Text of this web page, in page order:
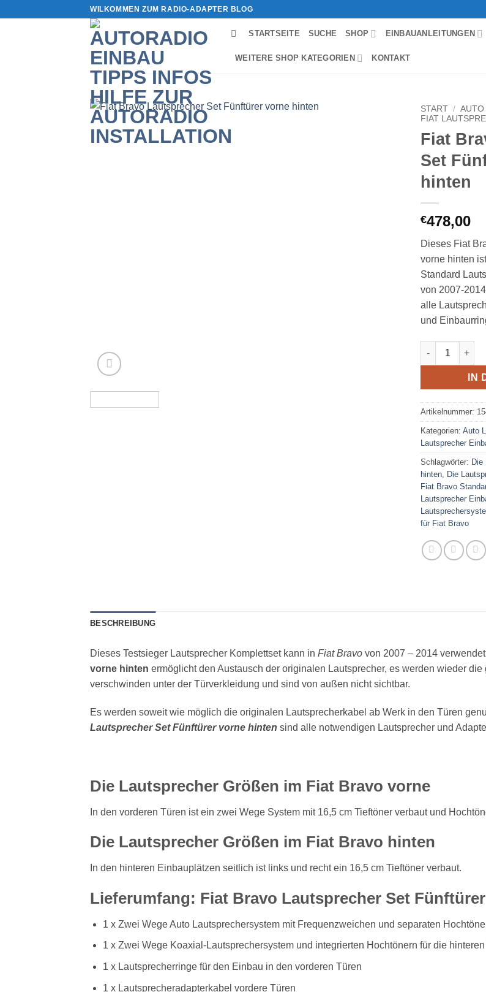
WILKOMMEN ZUM RADIO-ADAPTER BLOG
STARTSEITE SUCHE SHOP EINBAUANLEITUNGEN
WEITERE SHOP KATEGORIEN KONTAKT
START / AUTO
FIAT
Fiat
Set
hinten
€478,00
Dieses Fiat
vorne hinten
Standard
von 2007-
alle
und
Fiat Bravo
IN
Artikelnummer:
Kategorien: Auto
Lautsprecher
Schlagwörter: Die
hinten Die
Fiat Bravo
Lautsprecher
für Fiat Bravo
BESCHREIBUNG
Dieses Testsieger Lautsprecher Komplettset kann in Fiat Bravo von 2007 – 2014
vorne hinten ermöglicht den Austausch der originalen Lautsprecher, es werden wieder
verschwinden unter der Türverkleidung und sind von außen nicht sichtbar.
Es werden soweit wie möglich die originalen Lautsprecherkabel ab Werk in den Türen
Lautsprecher Set Fünftürer vorne hinten sind alle notwendigen Lautsprecher und
Die Lautsprecher Größen im Fiat Bravo vorne
In den vorderen Türen ist ein zwei Wege System mit 16,5 cm Tieftöner verbaut und
Die Lautsprecher Größen im Fiat Bravo hinten
In den hinteren Einbauplätzen seitlich ist links und recht ein 16,5 cm Tieftöner verbaut.
Lieferumfang: Fiat Bravo Lautsprecher Set
1 x Zwei Wege Auto Lautsprechersystem mit Frequenzweichen und separaten
1 x Zwei Wege Koaxial-Lautsprechersystem und integrierten Hochtönern für die
1 x Lautsprecherringe für den Einbau in den vorderen Türen
1 x Lautsprecheradapterkabel vordere Türen